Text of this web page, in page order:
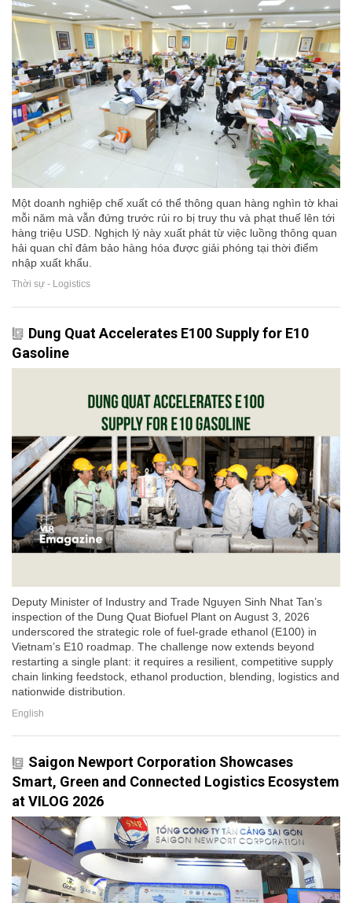
Một doanh nghiệp chế xuất có thể thông quan hàng nghìn tờ khai
mỗi năm mà vẫn đứng trước rủi ro bị truy thu và phạt thuế lên tới
hàng triệu USD. Nghịch lý này xuất phát từ việc luồng thông quan
hải quan chỉ đảm bảo hàng hóa được giải phóng tại thời điểm
nhập xuất khẩu.
Thời sự - Logistics
Dung Quat Accelerates E100 Supply for E10
Gasoline
Deputy Minister of Industry and Trade Nguyen Sinh Nhat Tan’s
inspection of the Dung Quat Biofuel Plant on August 3, 2026
underscored the strategic role of fuel-grade ethanol (E100) in
Vietnam’s E10 roadmap. The challenge now extends beyond
restarting a single plant: it requires a resilient, competitive supply
chain linking feedstock, ethanol production, blending, logistics and
nationwide distribution.
English
Saigon Newport Corporation Showcases
Smart, Green and Connected Logistics Ecosystem
at VILOG 2026